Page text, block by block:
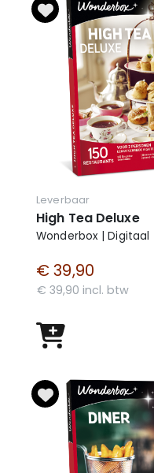
Leverbaar
High Tea Deluxe
Wonderbox | Digitaal
€ 39,90
€ 39,90 incl. btw